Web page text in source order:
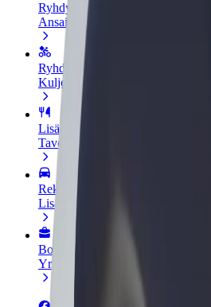
Ryhdy kuljettajaksi
Ansaitse omilla ehdoillasi
Ryhdy ruokalähetiksi
Kuljeta ruokaa ja ansaitse
Lisää ravintola tai kauppa
Tavoita lisää asiakkaita ja kasvata
Rekisteröidy fleet-omistajaksi
Lisää autokantasi Boltiin ja tienaa
Bolt for Business
Yrityksellesi skaalatut Bolt-